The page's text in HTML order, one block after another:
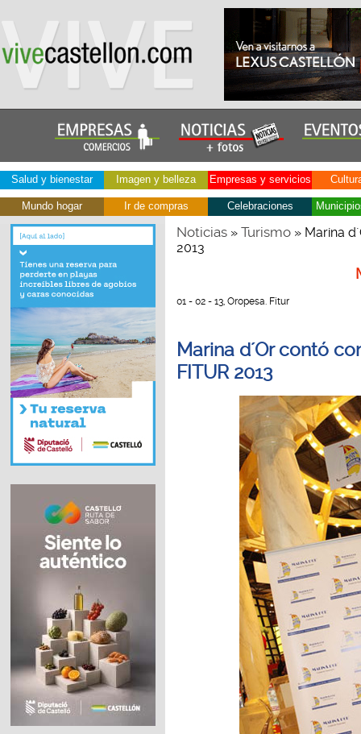
Salud y bienestar Imagen y belleza Empresas y servicios
Mundo hogar Ir de compras Celebraciones
Noticias» Turismo» Marina
2013
01 - 02 - 13, Oropesa. Fitur
Marina d´Or contó
FITUR 2013